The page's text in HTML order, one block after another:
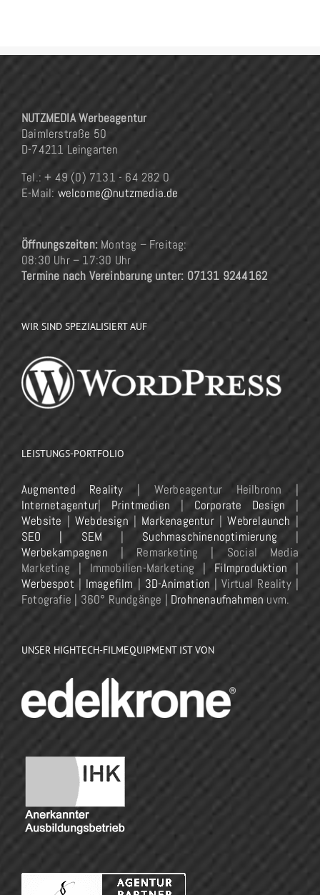
NUTZMEDIA Werbeagentur
Daimlerstraße 50
D-74211 Leingarten
Tel.: + 49 (0) 7131 - 64 282 0
E-Mail: welcome@nutzmedia.de
Öffnungszeiten: Montag – Freitag:
08:30 Uhr – 17:30 Uhr
Termine nach Vereinbarung unter: 07131 9244162
WIR SIND SPEZIALISIERT AUF
LEISTUNGS-PORTFOLIO
Augmented Reality | Werbeagentur Heilbronn |
Internetagentur| Printmedien | Corporate Design |
Website | Webdesign | Markenagentur|Webrelaunch |
SEO | SEM | Suchmaschinenoptimierung |
Werbekampagnen | Remarketing | Social Media
Marketing | Immobilien-Marketing | Filmproduktion |
Werbespot | Imagefilm | 3D-Animation | Virtual Reality |
Fotografie | 360° Rundgänge | Drohnenaufnahmen uvm.
UNSER HIGHTECH-FILMEQUIPMENT IST VON